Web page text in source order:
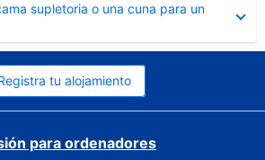
supletoria o una cuna para un
tu alojamiento
para ordenadores